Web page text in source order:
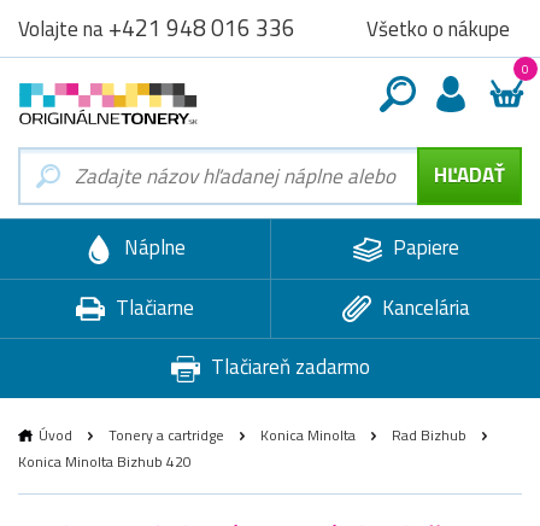
Volajte na+421 948 016 336 Všetko o nákupe
0
Náplne
Papiere
Tlačiarne
Kancelária
Tlačiareň zadarmo
Úvod Tonery a cartridge Konica Minolta
Rad Bizhub
Konica Minolta Bizhub 420